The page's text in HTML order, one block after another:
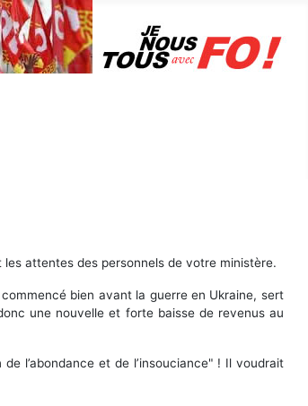
attentes des personnels de votre ministère.
bien avant la guerre en Ukraine, sert
une nouvelle et forte baisse de revenus au
l’abondance et de l’insouciance" ! Il voudrait